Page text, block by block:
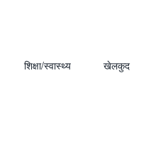
शिक्षा/स्वास्थ्य खेलकुद